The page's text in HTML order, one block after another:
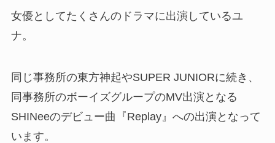
女優としてたくさんのドラマに出演しているユ
ナ。
同じ事務所の東方神起やSUPER JUNIORに続き、
同事務所のボーイズグループのMV出演となる
SHINeeのデビュー曲『Replay』への出演となって
います。